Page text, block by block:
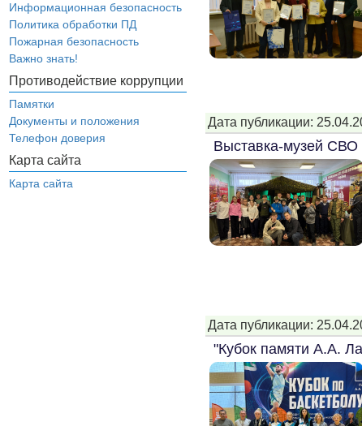
Информационная безопасность
Политика обработки ПД
Пожарная безопасность
Важно знать!
Противодействие коррупции
Памятки
Документы и положения
Телефон доверия
Карта сайта
Карта сайта
Дата публикации:
Выставка-музей
Дата публикации:
"Кубок памяти А.А.